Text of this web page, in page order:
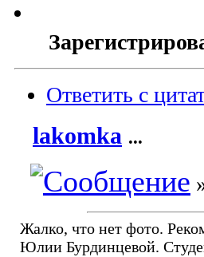
Ответить с
lakomka ...
Жалко, что нет фото.
Юлии Бурдинцевой.